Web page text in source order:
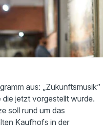
aus: „Zukunftsmusik“
jetzt vorgestellt wurde.
soll rund um das
Kaufhofs in der